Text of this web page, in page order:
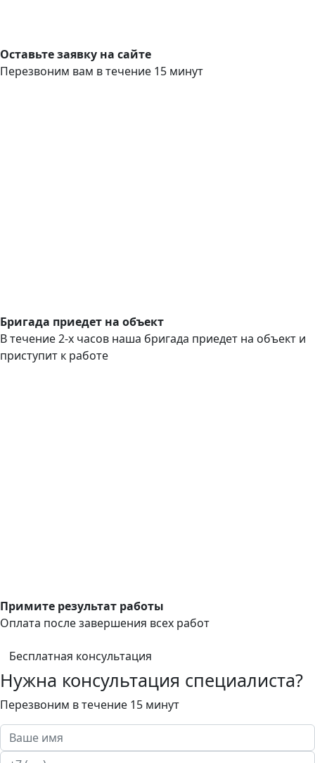
Оставьте заявку на сайте
Перезвоним вам в течение 15 минут
Бригада приедет на объект
В течение 2-х часов наша бригада приедет на объект и
приступит к работе
Примите результат работы
Оплата после завершения всех работ
Бесплатная консультация
Нужна консультация специалиста?
Перезвоним в течение 15 минут